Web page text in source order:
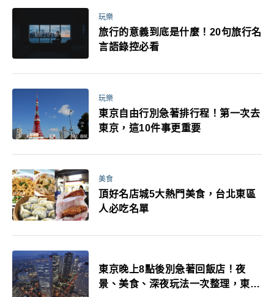
玩樂
旅行的意義到底是什麼！20句旅行名
言語錄控必看
玩樂
東京自由行別急著排行程！第一次去
東京，這10件事更重要
美食
頂好名店城5大熱門美食，台北東區
人必吃名單
東京晚上8點後別急著回飯店！夜
景、美食、深夜玩法一次整理，東京